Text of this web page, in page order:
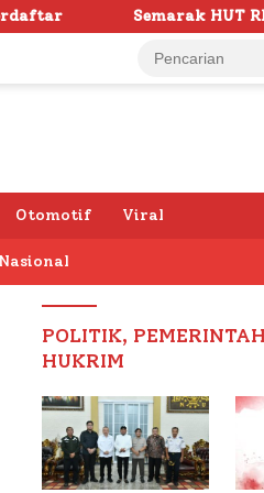
HUT RI ke -81 di Sumenep
Otomotif Viral
POLITIK,
HUKRIM